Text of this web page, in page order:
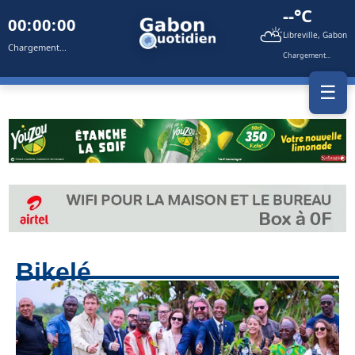
00:00:00
Chargement... ⛅
--°C
Libreville, Gabon
Chargement...
☰
Bikelé